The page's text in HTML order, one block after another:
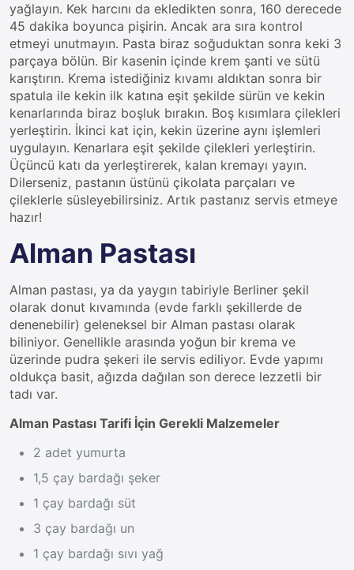
yağlayın. Kek harcını da ekledikten sonra, 160 derecede
45 dakika boyunca pişirin. Ancak ara sıra kontrol
etmeyi unutmayın. Pasta biraz soğuduktan sonra keki 3
parçaya bölün. Bir kasenin içinde krem şanti ve sütü
karıştırın. Krema istediğiniz kıvamı aldıktan sonra bir
spatula ile kekin ilk katına eşit şekilde sürün ve kekin
kenarlarında biraz boşluk bırakın. Boş kısımlara çilekleri
yerleştirin. İkinci kat için, kekin üzerine aynı işlemleri
uygulayın. Kenarlara eşit şekilde çilekleri yerleştirin.
Üçüncü katı da yerleştirerek, kalan kremayı yayın.
Dilerseniz, pastanın üstünü çikolata parçaları ve
çileklerle süsleyebilirsiniz. Artık pastanız servis etmeye
hazır!
Alman Pastası
Alman pastası, ya da yaygın tabiriyle Berliner şekil
olarak donut kıvamında (evde farklı şekillerde de
denenebilir) geleneksel bir Alman pastası olarak
biliniyor. Genellikle arasında yoğun bir krema ve
üzerinde pudra şekeri ile servis ediliyor. Evde yapımı
oldukça basit, ağızda dağılan son derece lezzetli bir
tadı var.
Alman Pastası Tarifi İçin Gerekli Malzemeler
2 adet yumurta
1,5 çay bardağı şeker
1 çay bardağı süt
3 çay bardağı un
1 çay bardağı sıvı yağ